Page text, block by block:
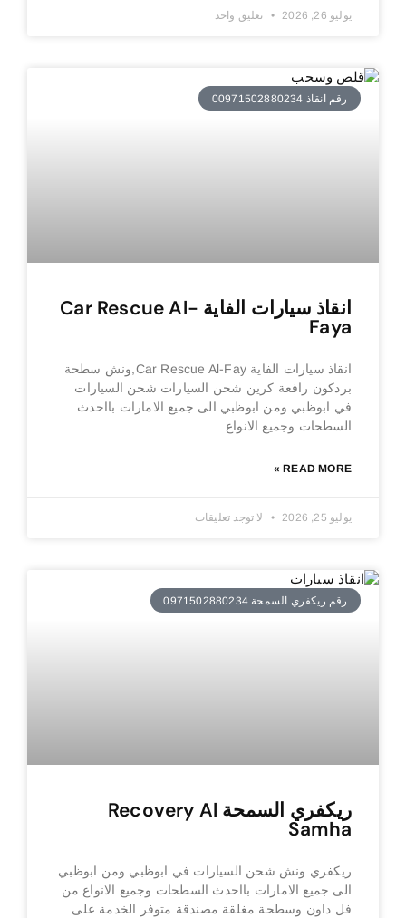
يوليو 26, 2026 تعليق واحد
رقم انقاذ 00971502880234
انقاذ سيارات الفاية Car Rescue Al-
Faya
انقاذ سيارات الفاية Car Rescue Al-Fay,ونش سطحة
بردكون رافعة كرين شحن السيارات شحن السيارات
في ابوظبي ومن ابوظبي الى جميع الامارات بااحدث
السطحات وجميع الانواع
READ MORE »
يوليو 25, 2026 لا توجد تعليقات
رقم ريكفري السمحة 0971502880234
ريكفري السمحة Recovery Al
Samha
ريكفري ونش شحن السيارات في ابوظبي ومن ابوظبي
الى جميع الامارات بااحدث السطحات وجميع الانواع من
فل داون وسطحة مغلقة مصندقة متوفر الخدمة على